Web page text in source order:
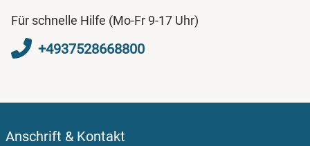
Für schnelle Hilfe (Mo-Fr 9-17 Uhr)
+4937528668800
Anschrift & Kontakt